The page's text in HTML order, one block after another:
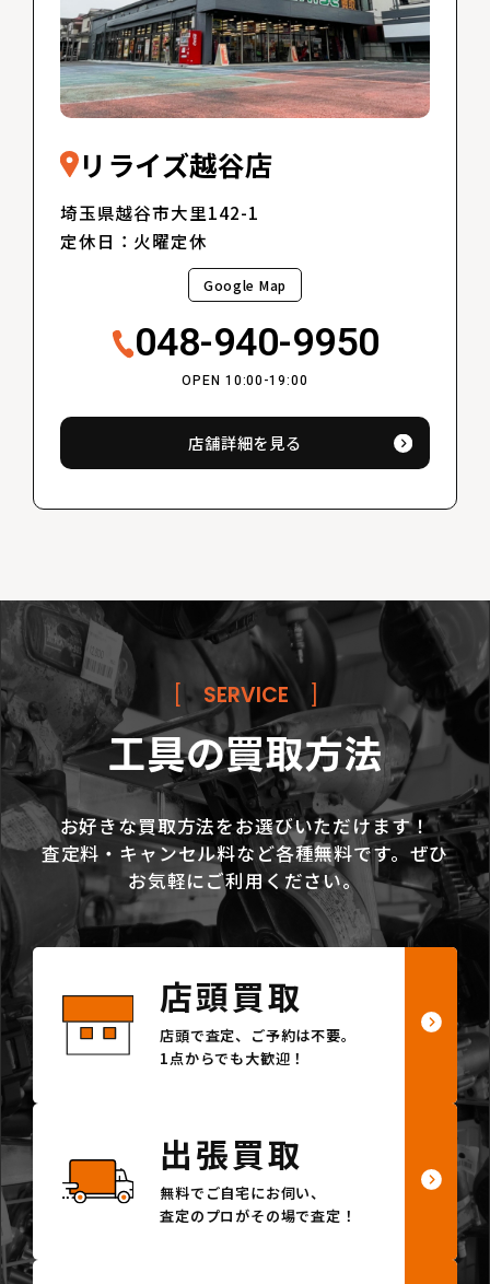
リライズ越谷店
埼玉県越谷市大里142-1
定休日：火曜定休
Google Map
048-940-9950
OPEN 10:00-19:00
店舗詳細を見る
SERVICE
工具の買取方法
お好きな買取方法をお選びいただけます！
査定料・キャンセル料など各種無料です。ぜひ
お気軽にご利用ください。
店頭買取
店頭で査定、ご予約は不要。
1点からでも大歓迎！
出張買取
無料でご自宅にお伺い、
査定のプロがその場で査定！